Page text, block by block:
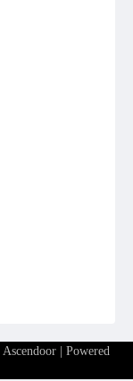
Ascendoor | Powered